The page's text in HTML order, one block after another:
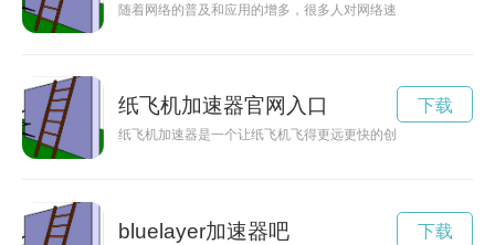
随着网络的普及和应用的增多，很多人对网络速度要求越来越
纸飞机加速器官网入口
纸飞机加速器是一个让纸飞机飞得更远更快的创意玩具，让孩
下载
bluelayer加速器吧 下载